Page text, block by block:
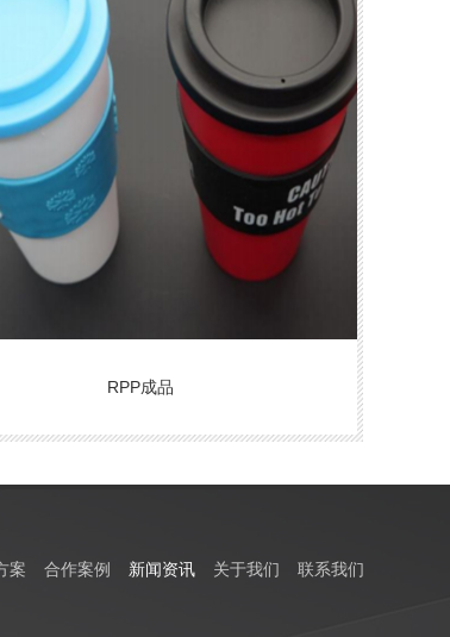
RPP成品
案 合作案例 新闻资讯 关于我们 联系我们